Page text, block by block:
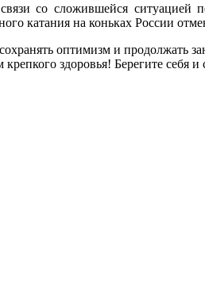
со сложившейся ситуацией
катания на коньках России
оптимизм и продолжать
здоровья! Берегите себя и